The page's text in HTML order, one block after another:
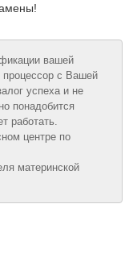
вашей
с Вашей
успеха и не
понадобится
работать.
центре по
материнской